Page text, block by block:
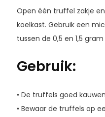
Open één truffel zakje
koelkast. Gebruik een
tussen de 0,5 en 1,5
Gebruik:
• De truffels goed
• Bewaar de truffels op